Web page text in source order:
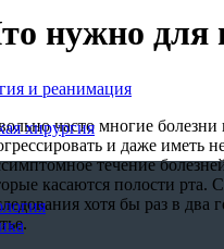
и реанимация
хирургия
нужно для
часто многие
и даже иметь
течение
касаются полости рта.
хотя бы раз в два